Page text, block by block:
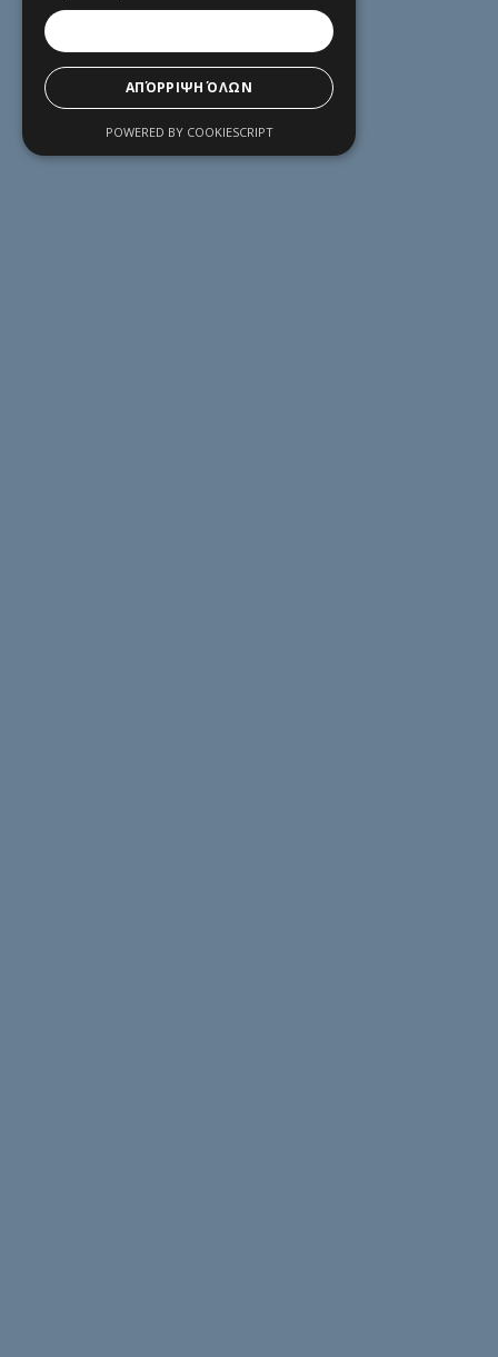
STRATEGY
ΑΠΌΡΡΙΨΗ ΌΛΩΝ
POWERED BY COOKIESCRIPT